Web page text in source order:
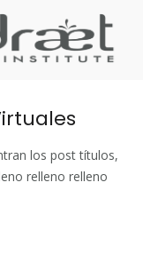
los post títulos,
relleno relleno